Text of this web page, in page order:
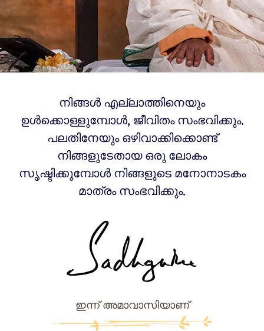
നിങ്ങൾ എല്ലാത്തിനെയും
ഉൾക്കൊള്ളുമ്പോൾ, ജീവിതം സംഭവിക്കും.
പലതിനേയും ഒഴിവാക്കിക്കൊണ്ട്
നിങ്ങളുടേതായ ഒരു ലോകം
സൃഷ്ടിക്കുമ്പോൾ നിങ്ങളുടെ മനോനാടകം
മാത്രം സംഭവിക്കും.
ഇന്ന് അമാവാസിയാണ്